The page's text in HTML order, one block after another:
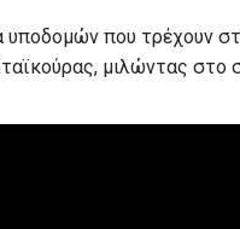
υποδομών που τρέχουν
μιλώντας στο